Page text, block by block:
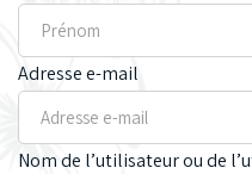
Adresse e-mail
Nom de l’utilisateur ou de